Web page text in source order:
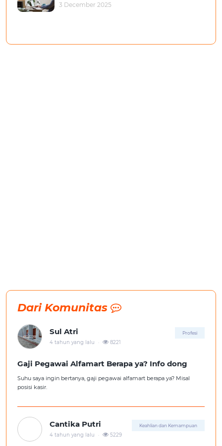
3 December 2025
Dari Komunitas
Sul Atri Profesi
4 tahun yang lalu . 8221
Gaji Pegawai Alfamart Berapa ya? Info dong
Suhu saya ingin bertanya, gaji pegawai alfamart berapa ya? Misal
posisi kasir.
Cantika Putri Keahlian dan Kemampuan
4 tahun yang lalu . 5229